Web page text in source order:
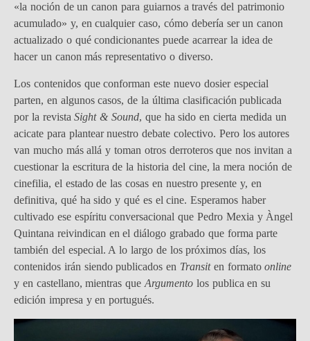
«la noción de un canon para guiarnos a través del patrimonio
acumulado» y, en cualquier caso, cómo debería ser un canon
actualizado o qué condicionantes puede acarrear la idea de
hacer un canon más representativo o diverso.
Los contenidos que conforman este nuevo dosier especial
parten, en algunos casos, de la última clasificación publicada
por la revistaSight & Sound, que ha sido en cierta medida un
acicate para plantear nuestro debate colectivo. Pero los autores
van mucho más allá y toman otros derroteros que nos invitan a
cuestionar la escritura de la historia del cine, la mera noción de
cinefilia, el estado de las cosas en nuestro presente y, en
definitiva, qué ha sido y qué es el cine. Esperamos haber
cultivado ese espíritu conversacional que Pedro Mexia y Àngel
Quintana reivindican en el diálogo grabado que forma parte
también del especial. A lo largo de los próximos días, los
contenidos irán siendo publicados en Transiten formatoonline
y en castellano, mientras que Argumento los publica en su
edición impresa y en portugués.